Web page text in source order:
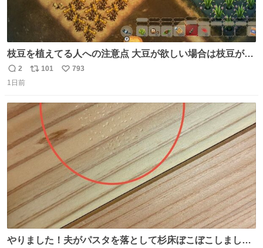
枝豆を植えてる人への注意点 大豆が欲しい場合は枝豆が収
穫できる状態で秋を迎えましょう。 気になって一部だけ収
穫したら普通に枯れてた… #ほの暮しの庭
返
信
2
リ
ト
101
い
数
793
1日前
やりました！夫がパスタを落として杉床ぼこぼこしまし